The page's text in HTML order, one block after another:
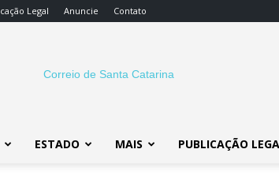
Legal Anuncie Contato
ESTADO MAIS PUBLICAÇÃO